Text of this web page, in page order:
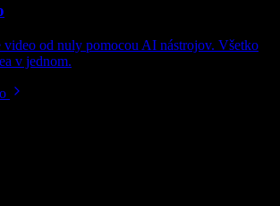
video od nuly pomocou AI nástrojov. Všetko
v jednom.